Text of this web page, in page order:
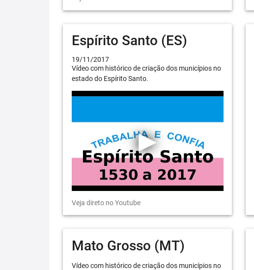
Espírito Santo (ES)
19/11/2017
Vídeo com histórico de criação dos municípios no
estado do Espírito Santo.
Veja direto no Youtube
Mato Grosso (MT)
Vídeo com histórico de criação dos municípios no